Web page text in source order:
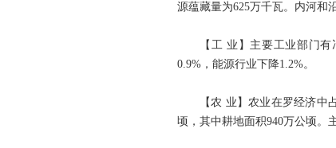
源蕴藏量为625万千瓦。内河和
【工 业】主要工业部门
0.9%，能源行业下降1.2%。
【农 业】农业在罗经济中
顷，其中耕地面积940万公顷。